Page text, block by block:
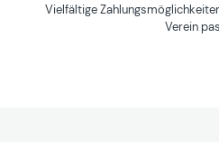
Vielfältige
Verein